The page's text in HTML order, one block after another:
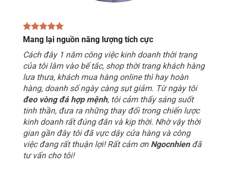
Mang lại nguồn năng lượng tích cực
Cách đây 1 năm công việc kinh doanh thời trang
của tôi lâm vào bế tắc, shop thời trang khách hàng
lưa thưa, khách mua hàng online thì hay hoàn
hàng, doanh số ngày càng sụt giảm. Từ ngày tôi
đeo vòng đá hợp mệnh, tôi cảm thấy sáng suốt
tinh thần, đưa ra những thay đổi trong chiến lược
kinh doanh rất đúng đắn và kịp thời. Nhờ vậy thời
gian gần đây tôi đã vực dậy cửa hàng và công
việc đang rất thuận lợi! Rất cảm ơn Ngocnhienđã
tư vấn cho tôi!